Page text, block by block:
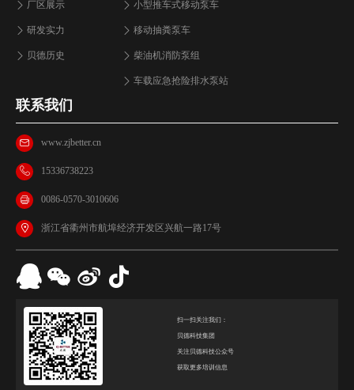
厂区展示
研发实力
贝德历史
小型推车式移动泵车
移动抽粪泵车
柴油机消防泵组
车载应急抢险排水泵站
联系我们
www.zjbetter.cn
15336738223
0086-0570-3010606
浙江省衢州市航埠经济开发区兴航一路17号
扫一扫关注我们：
贝德科技集团
关注贝德科技公众号
获取更多培训信息